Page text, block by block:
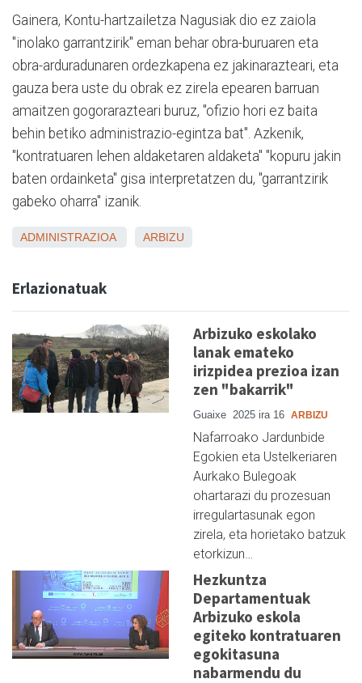
Gainera, Kontu-hartzailetza Nagusiak dio ez zaiola
"inolako garrantzirik" eman behar obra-buruaren eta
obra-arduradunaren ordezkapena ez jakinarazteari, eta
gauza bera uste du obrak ez zirela epearen barruan
amaitzen gogorarazteari buruz, "ofizio hori ez baita
behin betiko administrazio-egintza bat". Azkenik,
"kontratuaren lehen aldaketaren aldaketa" "kopuru jakin
baten ordainketa" gisa interpretatzen du, "garrantzirik
gabeko oharra" izanik.
ADMINISTRAZIOA ARBIZU
Erlazionatuak
Arbizuko eskolako
lanak emateko
irizpidea prezioa izan
zen "bakarrik"
Guaixe 2025 ira 16 ARBIZU
Nafarroako Jardunbide
Egokien eta Ustelkeriaren
Aurkako Bulegoak
ohartarazi du prozesuan
irregulartasunak egon
zirela, eta horietako batzuk
etorkizun…
Hezkuntza
Departamentuak
Arbizuko eskola
egiteko kontratuaren
egokitasuna
nabarmendu du